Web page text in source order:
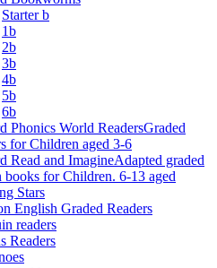
Starter b
1b
2b
3b
4b
5b
6b
Phonics World ReadersGraded
for Children aged 3-6
Read and ImagineAdapted graded
books for Children. 6-13 aged
Stars
English Graded Readers
readers
Readers